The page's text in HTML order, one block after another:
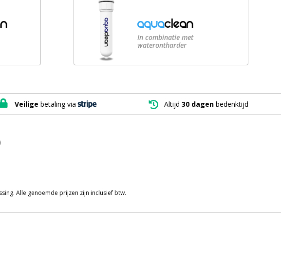
AquaCLEAN
In combinatie met
waterontharder
Veilige betaling via  Altijd 30 dagenbedenktijd
Alle genoemde prijzen zijn inclusief btw.